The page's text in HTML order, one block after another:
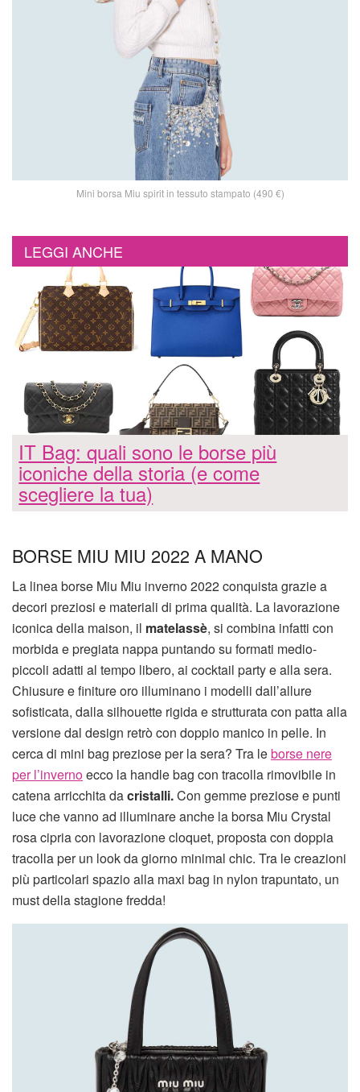
Mini borsa Miu spirit in tessuto stampato (490 €)
LEGGI ANCHE
IT Bag: quali sono le borse più
iconiche della storia (e come
scegliere la tua)
BORSE MIU MIU 2022 A MANO
La linea borse Miu Miu inverno 2022 conquista grazie a
decori preziosi e materiali di prima qualità. La lavorazione
iconica della maison, il matelassè, si combina infatti con
morbida e pregiata nappa puntando su formati medio-
piccoli adatti al tempo libero, ai cocktail party e alla sera.
Chiusure e finiture oro illuminano i modelli dall’allure
sofisticata, dalla silhouette rigida e strutturata con patta alla
versione dal design retrò con doppio manico in pelle. In
cerca di mini bag preziose per la sera? Tra leborse nere
per l’invernoecco la handle bag con tracolla rimovibile in
catena arricchita dacristalli.Con gemme preziose e punti
luce che vanno ad illuminare anche la borsa Miu Crystal
rosa cipria con lavorazione cloquet, proposta con doppia
tracolla per un look da giorno minimal chic. Tra le creazioni
più particolari spazio alla maxi bag in nylon trapuntato, un
must della stagione fredda!